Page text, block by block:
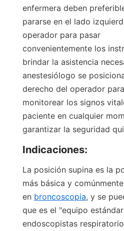
enfermera deben
pararse en el lado
operador para pasar
convenientemente los
brindar la asistencia
anestesiólogo se
derecho del operador para
monitorear los signos
paciente en cualquier
garantizar la seguridad
Indicaciones:
La posición supina es la
más básica y
en broncoscopia, y se
que es el "equipo
endoscopistas